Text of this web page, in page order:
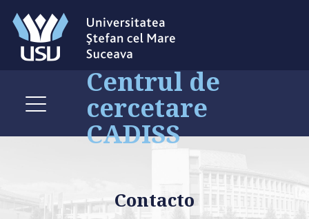
Centrul de
cercetare
CADISS
Contacto